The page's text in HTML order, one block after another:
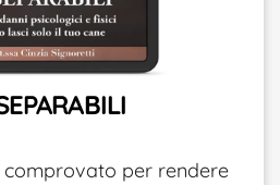
comprovato per rendere